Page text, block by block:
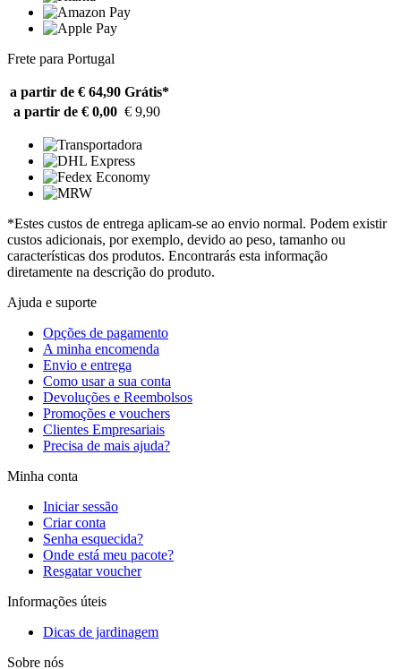
Frete para Portugal
a partir de € 64,90 Grátis*
a partir de € 0,00 € 9,90
*Estes custos de entrega aplicam-se ao envio normal. Podem existir
custos adicionais, por exemplo, devido ao peso, tamanho ou
características dos produtos. Encontrarás esta informação
diretamente na descrição do produto.
Ajuda e suporte
Opções de pagamento
A minha encomenda
Envio e entrega
Como usar a sua conta
Devoluções e Reembolsos
Promoções e vouchers
Clientes Empresariais
Precisa de mais ajuda?
Minha conta
Iniciar sessão
Criar conta
Senha esquecida?
Onde está meu pacote?
Resgatar voucher
Informações úteis
Dicas de jardinagem
Sobre nós